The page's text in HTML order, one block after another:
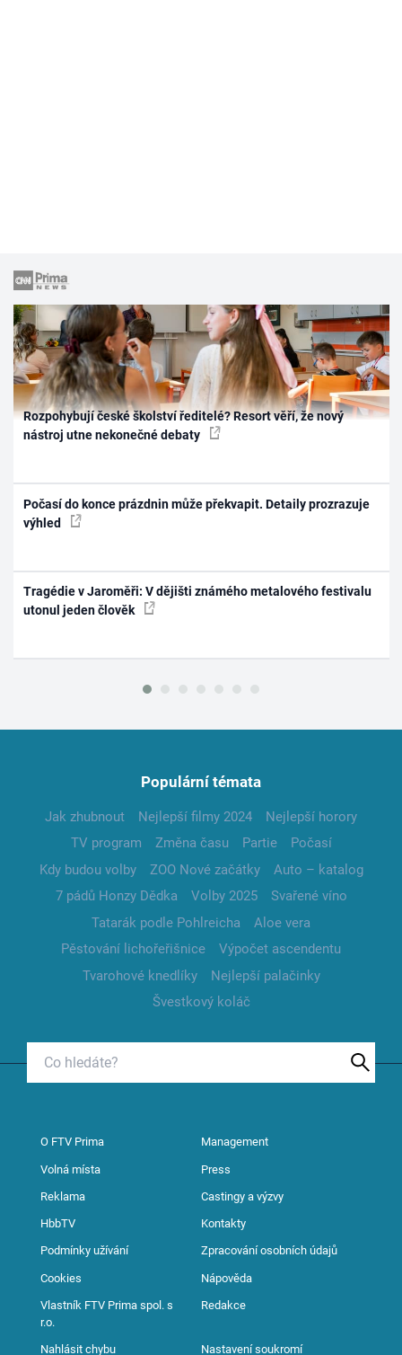
Rozpohybují české školství ředitelé? Resort věří, že nový
nástroj utne nekonečné debaty
Počasí do konce prázdnin může překvapit. Detaily prozrazuje
výhled
Tragédie v Jaroměři: V dějišti známého metalového festivalu
utonul jeden člověk
Populární témata
Jak zhubnout Nejlepší filmy 2024
Nejlepší horory
TV program
Změna času Partie
Počasí
Kdy budou volby
ZOO Nové začátky
Auto – katalog
7 pádů Honzy Dědka
Volby 2025
Svařené víno
Tatarák podle Pohlreicha
Aloe vera
Pěstování lichořeřišnice
Výpočet ascendentu
Tvarohové knedlíky
Nejlepší palačinky
Švestkový koláč
O FTV Prima Management
Volná místa Press
Reklama Castingy a výzvy
HbbTV Kontakty
Podmínky užívání Zpracování osobních údajů
Cookies Nápověda
Vlastník FTV Prima spol. s
r.o.
Redakce
Nahlásit chybu Nastavení soukromí